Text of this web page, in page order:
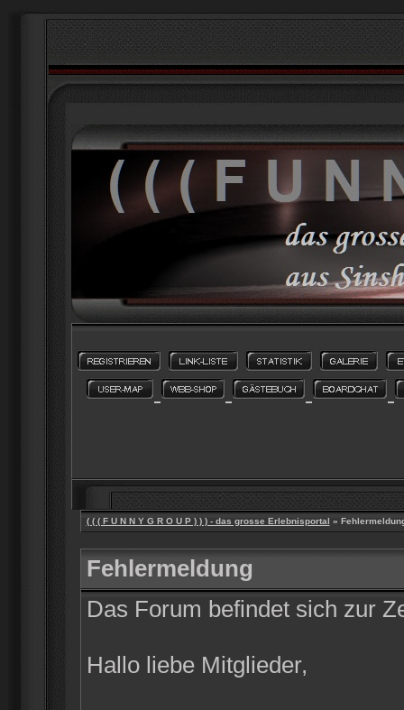
( ( ( F U N N Y G R O U P ) ) ) - das grosse Erlebnisportal »
Fehlermeldung
Das Forum befindet sich zur
Hallo liebe Mitglieder,